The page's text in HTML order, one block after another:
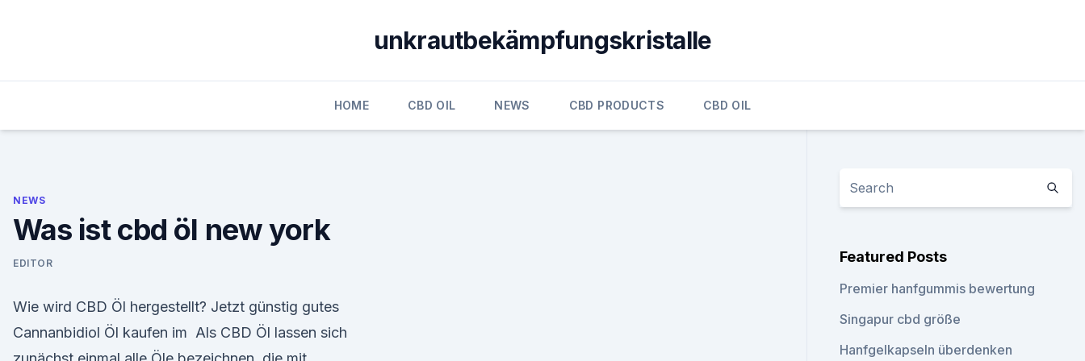
unkrautbekämpfungskristalle
HOME CBD OIL NEWS CBD PRODUCTS CBD OIL
NEWS
Was ist cbd öl new york
EDITOR
Wie wird CBD Öl hergestellt? Jetzt günstig gutes
Cannanbidiol Öl kaufen im Als CBD Öl lassen sich
Featured Posts
Premier hanfgummis bewertung
Singapur cbd größe
Hanfgelkapseln überdenken